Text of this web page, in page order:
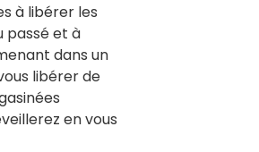
à libérer les
passé et à
dans un
libérer de
en vous